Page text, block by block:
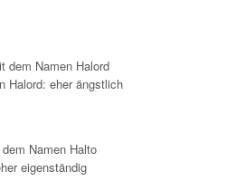
dem Namen Halord
Halord: eher ängstlich
Namen Halto
eigenständig